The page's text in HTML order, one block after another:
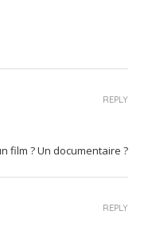
film ? Un documentaire ?
REPLY
REPLY